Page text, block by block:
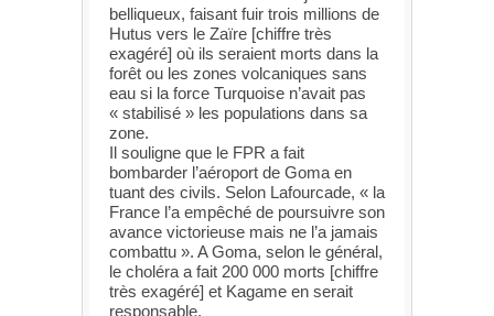
belliqueux, faisant fuir trois millions de
Hutus vers le Zaïre [chiffre très
exagéré] où ils seraient morts dans la
forêt ou les zones volcaniques sans
eau si la force Turquoise n’avait pas
« stabilisé » les populations dans sa
zone.
Il souligne que le FPR a fait
bombarder l’aéroport de Goma en
tuant des civils. Selon Lafourcade, « la
France l’a empêché de poursuivre son
avance victorieuse mais ne l’a jamais
combattu ». A Goma, selon le général,
le choléra a fait 200 000 morts [chiffre
très exagéré] et Kagame en serait
responsable.